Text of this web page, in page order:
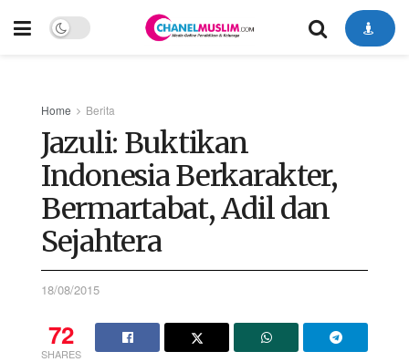
Home Berita
Jazuli: Buktikan
Indonesia Berkarakter,
Bermartabat, Adil dan
Sejahtera
18/08/2015
72
SHARES